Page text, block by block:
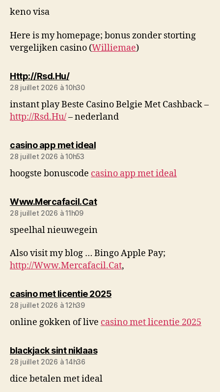
keno visa
Here is my homepage; bonus zonder storting
vergelijken casino (Williemae)
Http://Rsd.Hu/dit :
28 juillet 2026 à 10h30
instant play Beste Casino Belgie Met Cashback –
http://Rsd.Hu/– nederland
casino app met idealdit :
28 juillet 2026 à 10h53
hoogste bonuscode casino app met ideal
Www.Mercafacil.Catdit :
28 juillet 2026 à 11h09
speelhal nieuwegein
Also visit my blog … Bingo Apple Pay;
http://Www.Mercafacil.Cat,
casino met licentie 2025dit :
28 juillet 2026 à 12h39
online gokken of live casino met licentie 2025
blackjack sint niklaasdit :
28 juillet 2026 à 14h36
dice betalen met ideal